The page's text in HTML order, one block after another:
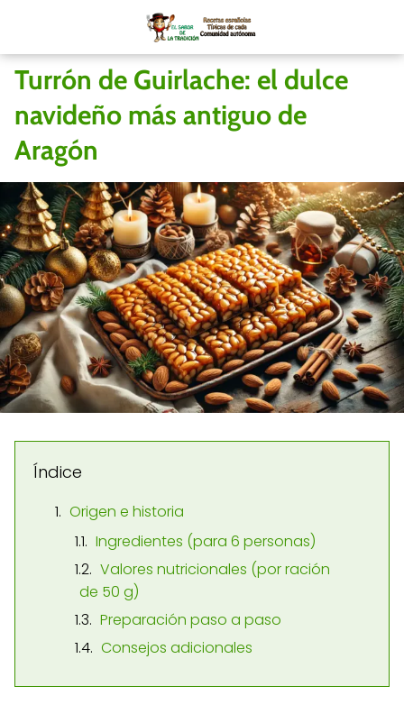
Turrón de Guirlache: el dulce
navideño más antiguo de
Aragón
Índice
Origen e historia
Ingredientes (para 6 personas)
Valores nutricionales (por ración
de 50 g)
Preparación paso a paso
Consejos adicionales